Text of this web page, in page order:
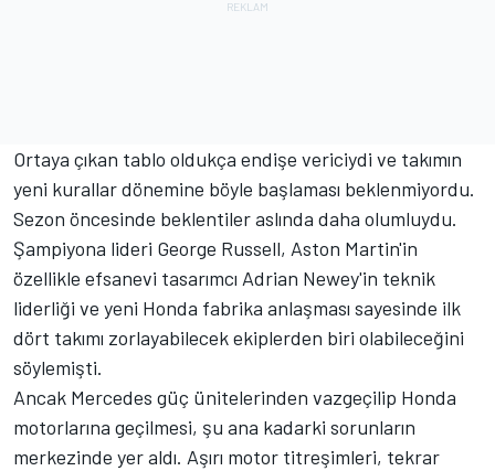
Ortaya çıkan tablo oldukça endişe vericiydi ve takımın
yeni kurallar dönemine böyle başlaması beklenmiyordu.
Sezon öncesinde beklentiler aslında daha olumluydu.
Şampiyona lideri George Russell, Aston Martin'in
özellikle efsanevi tasarımcı Adrian Newey'in teknik
liderliği ve yeni Honda fabrika anlaşması sayesinde ilk
dört takımı zorlayabilecek ekiplerden biri olabileceğini
söylemişti.
Ancak Mercedes güç ünitelerinden vazgeçilip Honda
motorlarına geçilmesi, şu ana kadarki sorunların
merkezinde yer aldı. Aşırı motor titreşimleri, tekrar